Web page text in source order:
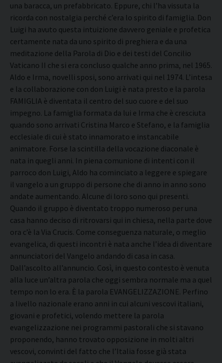
una baracca, un prefabbricato. Eppure, chi l’ha vissuta la
ricorda con nostalgia perché c’era lo spirito di famiglia. Don
Luigi ha avuto questa intuizione davvero geniale e profetica
certamente nata da uno spirito di preghiera e da una
meditazione della Parola di Dio e dei testi del Concilio
Vaticano II che si era concluso qualche anno prima, nel 1965.
Aldo e Irma, novelli sposi, sono arrivati qui nel 1974. L’intesa
e la collaborazione con don Luigi è nata presto e la parola
FAMIGLIA è diventata il centro del suo cuore e del suo
impegno. La famiglia formata da lui e Irma che è cresciuta
quando sono arrivati Cristina Marco e Stefano, e la famiglia
ecclesiale di cui è stato innamorato e instancabile
animatore. Forse la scintilla della vocazione diaconale è
nata in quegli anni. In piena comunione di intenti con il
parroco don Luigi, Aldo ha cominciato a leggere e spiegare
il vangelo a un gruppo di persone che di anno in anno sono
andate aumentando. Alcune di loro sono qui presenti.
Quando il gruppo è diventato troppo numeroso per una
casa hanno deciso di ritrovarsi qui in chiesa, nella parte dove
ora c’è la Via Crucis. Come conseguenza naturale, o meglio
evangelica, di questi incontri è nata anche l’idea di diventare
annunciatori del Vangelo andando di casa in casa.
Dall’ascolto all’annuncio. Così, in questo contesto è venuta
alla luce un’altra parola che oggi sembra normale ma a quel
tempo non lo era. È la parola EVANGELIZZAZIONE. Perfino
a livello nazionale erano anni in cui alcuni vescovi italiani,
giovani e profetici, volendo mettere la parola
evangelizzazione nei programmi pastorali che si stavano
proponendo, hanno trovato opposizione in molti altri
vescovi, convinti del fatto che l’Italia fosse già stata